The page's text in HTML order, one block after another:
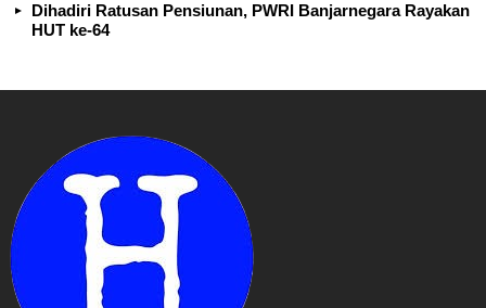
Dihadiri Ratusan Pensiunan, PWRI Banjarnegara Rayakan
HUT ke-64